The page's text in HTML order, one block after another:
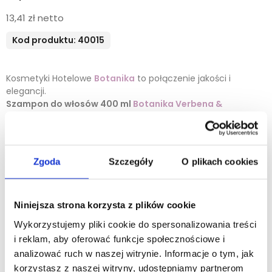
Zgoda Szczegóły O plikach cookies
Niniejsza strona korzysta z plików cookie
Wykorzystujemy pliki cookie do spersonalizowania treści
i reklam, aby oferować funkcje społecznościowe i
analizować ruch w naszej witrynie. Informacje o tym, jak
korzystasz z naszej witryny, udostępniamy partnerom
13,41 zł netto
Kod produktu: 40015
Kosmetyki Hotelowe Botanika to połączenie jakości i
elegancji.
Szampon do włosów 400 ml Botanika Verbena &
pozostawiając je świeże, lekkie i pachnące. Orzeźwiający
tworzy wyjątkowe
cytrusowe
doznania zapachowe, które
umilą każdą kąpiel.
magnetyczny! Kliknij tutaj!
Elegancka butelka 400 ml doskonale prezentuje się w
hotelowej łazience i może być wygodnie uzupełniana za
pomocąkosmetyków w płynie 5l.To rozwiązanie pozwala
znacząco obniżyć koszty i zmniejszyć ilość odpadów,